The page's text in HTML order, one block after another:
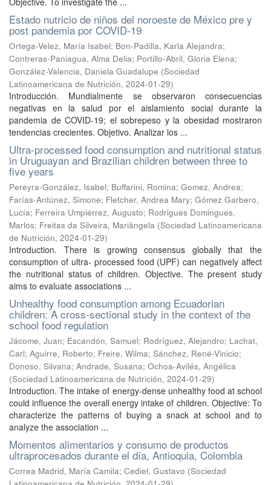
Estado nutricio de niños del noroeste de México pre y
post pandemia por COVID-19
Ortega-Velez, María Isabel; Bon-Padilla, Karla Alejandra;
Contreras-Paniagua, Alma Delia; Portillo-Abril, Gloria Elena;
González-Valencia, Daniela Guadalupe (Sociedad
Latinoamericana de Nutrición, 2024-01-29)
Introducción. Mundialmente se observaron consecuencias
negativas en la salud por el aislamiento social durante la
pandemia de COVID-19; el sobrepeso y la obesidad mostraron
tendencias crecientes. Objetivo. Analizar los ...
Ultra-processed food consumption and nutritional status
in Uruguayan and Brazilian children between three to
five years
Pereyra-González, Isabel; Buffarini, Romina; Gomez, Andrea;
Farías-Antúnez, Simone; Fletcher, Andrea Mary; Gómez Garbero,
Lucía; Ferreira Umpiérrez, Augusto; Rodrigues Domingues,
Marlos; Freitas da Silveira, Mariângela (Sociedad Latinoamericana
de Nutrición, 2024-01-29)
Introduction. There is growing consensus globally that the
consumption of ultra- processed food (UPF) can negatively affect
the nutritional status of children. Objective. The present study
aims to evaluate associations ...
Unhealthy food consumption among Ecuadorian
children: A cross-sectional study in the context of the
school food regulation
Jácome, Juan; Escandón, Samuel; Rodríguez, Alejandro; Lachat,
Carl; Aguirre, Roberto; Freire, Wilma; Sánchez, René-Vinicio;
Donoso, Silvana; Andrade, Susana; Ochoa-Avilés, Angélica
(Sociedad Latinoamericana de Nutrición, 2024-01-29)
Introduction. The intake of energy-dense unhealthy food at school
could influence the overall energy intake of children. Objective: To
characterize the patterns of buying a snack at school and to
analyze the association ...
Momentos alimentarios y consumo de productos
ultraprocesados durante el día, Antioquia, Colombia
Correa Madrid, María Camila; Cediel, Gustavo (Sociedad